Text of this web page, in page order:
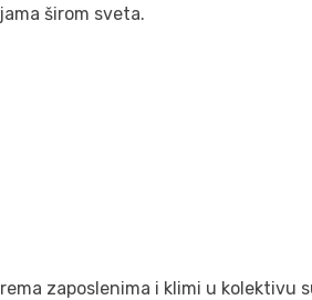
širom sveta.
zaposlenima i klimi u kolektivu